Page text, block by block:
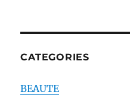
CATEGORIES
BEAUTE